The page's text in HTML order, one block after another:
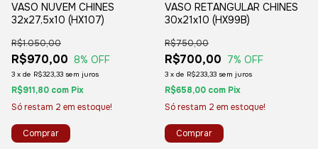
VASO NUVEM CHINES
32x27,5x10 (HX107)
R$970,00
R$1.050,00
8% OFF
3 x de R$323,33 sem juros
R$911,80 com Pix
Só restam 2 em estoque!
VASO RETANGULAR CHINES
30x21x10 (HX99B)
R$700,00
R$750,00
7% OFF
3 x de R$233,33 sem juros
R$658,00 com Pix
Só restam 2 em estoque!